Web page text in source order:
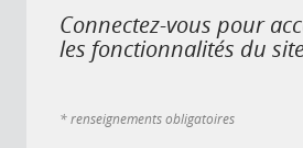
Connectez-vous pour
les fonctionnalités du
* renseignements obligatoires